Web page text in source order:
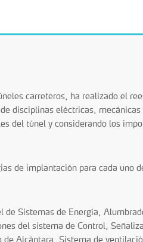
carreteros, ha realizado el
disciplinas eléctricas,
del túnel y considerando los
de implantación para cada uno
Sistemas de Energía,
del sistema de Control,
Alcántara, Sistema de